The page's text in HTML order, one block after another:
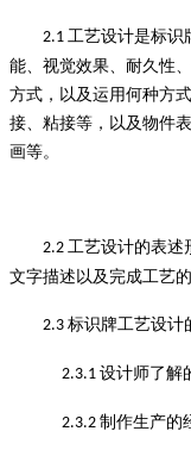
2.1 工艺设计是标识
能、视觉效果、耐久性
方式，以及运用何种方
接、粘接等，以及物件
画等。
2.2 工艺设计的表述
文字描述以及完成工艺
2.3 标识牌工艺设计
2.3.1 设计师了解
2.3.2 制作生产的